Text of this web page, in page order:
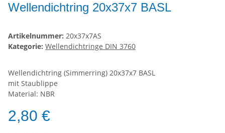
Wellendichtring 20x37x7 BASL
Artikelnummer: 20x37x7AS
Kategorie: Wellendichtringe DIN 3760
Wellendichtring (Simmerring) 20x37x7 BASL
mit Staublippe
Material: NBR
2,80 €